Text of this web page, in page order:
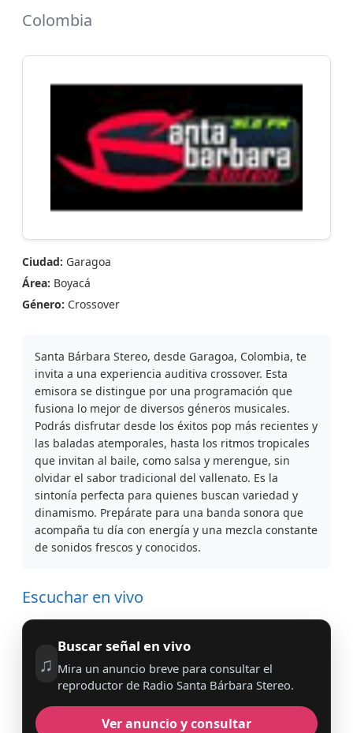
Colombia
Ciudad: Garagoa
Área: Boyacá
Género: Crossover
Santa Bárbara Stereo, desde Garagoa, Colombia, te
invita a una experiencia auditiva crossover. Esta
emisora se distingue por una programación que
fusiona lo mejor de diversos géneros musicales.
Podrás disfrutar desde los éxitos pop más recientes y
las baladas atemporales, hasta los ritmos tropicales
que invitan al baile, como salsa y merengue, sin
olvidar el sabor tradicional del vallenato. Es la
sintonía perfecta para quienes buscan variedad y
dinamismo. Prepárate para una banda sonora que
acompaña tu día con energía y una mezcla constante
de sonidos frescos y conocidos.
Escuchar en vivo
♫
Buscar señal en vivo
Mira un anuncio breve para consultar el
reproductor de Radio Santa Bárbara Stereo.
Ver anuncio y consultar